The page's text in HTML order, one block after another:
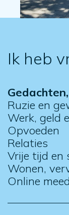
Ik heb
Ruzie en
Werk, geld
Opvoeden
Relaties
Vrije tijd en
Wonen,
Online